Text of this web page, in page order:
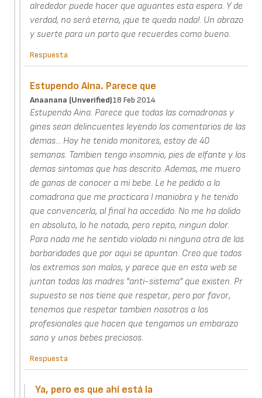
alrededor puede hacer que aguantes esta espera. Y de
verdad, no será eterna, ¡que te queda nada!. Un abrazo
y suerte para un parto que recuerdes como bueno.
Respuesta
Estupendo Aina. Parece que
Anaanana (unverified)18 Feb 2014
Estupendo Aina. Parece que todas las comadronas y
gines sean delincuentes leyendo los comentarios de las
demas... Hoy he tenido monitores, estoy de 40
semanas. Tambien tengo insomnio, pies de elfante y los
demas sintomas que has descrito. Ademas, me muero
de ganas de conocer a mi bebe. Le he pedido a la
comadrona que me practicara l maniobra y he tenido
que convencerla, al final ha accedido. No me ha dolido
en absoluto, lo he notado, pero repito, ningun dolor.
Para nada me he sentido violada ni ninguna otra de las
barbaridades que por aqui se apuntan. Creo que todos
los extremos son malos, y parece que en esta web se
juntan todas las madres "anti-sistema" que existen. Pr
supuesto se nos tiene que respetar, pero por favor,
tenemos que respetar tambien nosotros a los
profesionales que hacen que tengamos un embarazo
sano y unos bebes preciosos.
Respuesta
Ya, pero es que ahí está la